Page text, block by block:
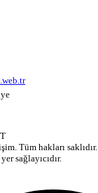
Tüm hakları saklıdır.
sağlayıcıdır.